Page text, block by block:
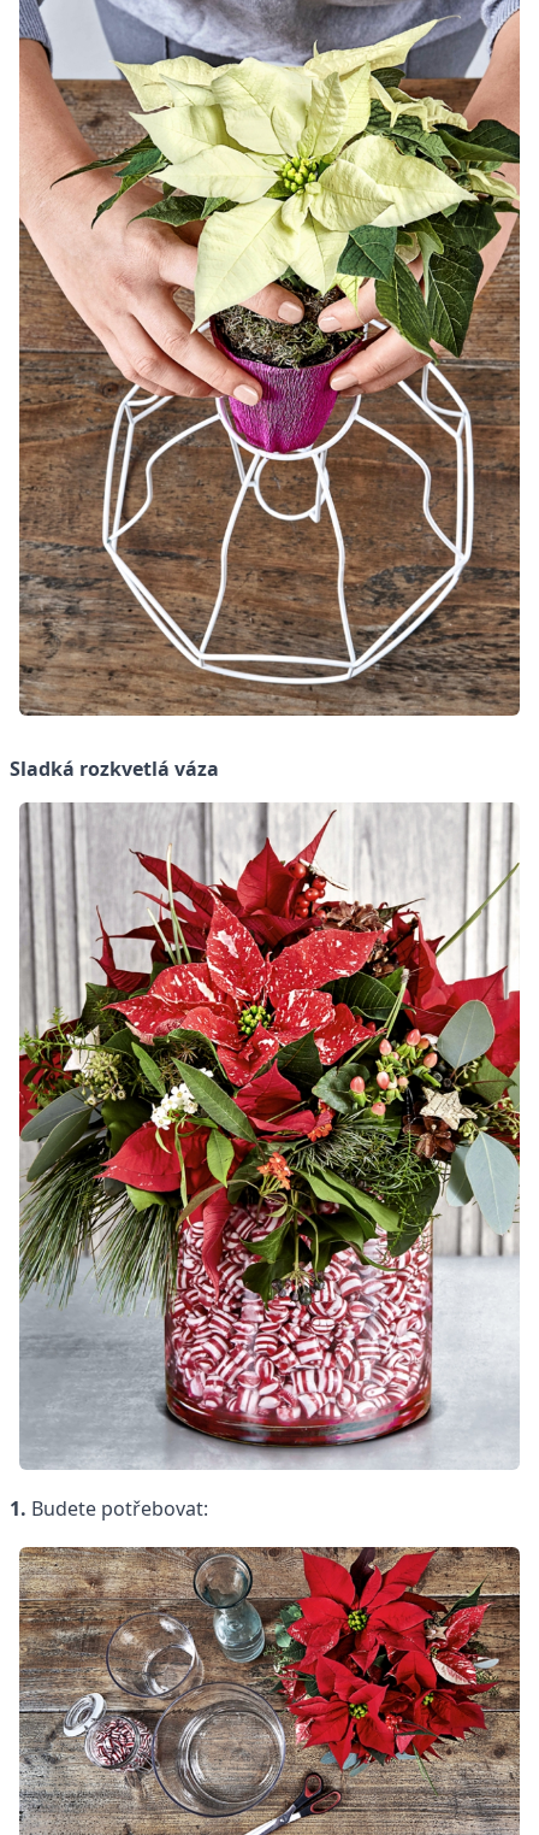
Sladká rozkvetlá váza
1. Budete potřebovat: